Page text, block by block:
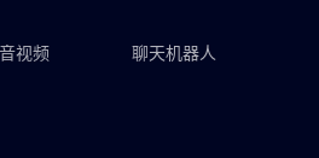
视频
聊天机器人